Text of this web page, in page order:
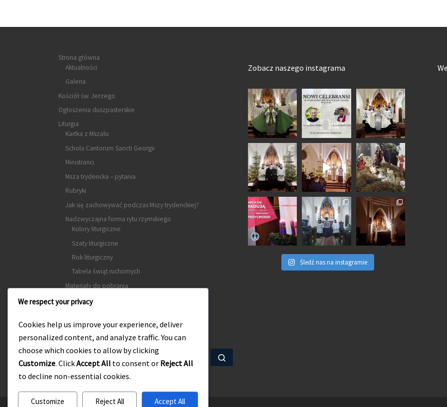
Strona główna
Aktualności
Galeria
Kościół św. Jerzego
Ogłoszenia duszpasterskie
Liturgia
Kartka z Mszału
Schola Cantorum Sancti Georgii
Ministranci
Msza trydencka – pytania
Rubryki
Jak się zachowywać podczas Mszy trydenckiej?
Nadzwyczajna forma rytu rzymskiego
Kolory liturgiczne
Szaty liturgiczne
Rok liturgiczny
Tabela świąt ruchomych
Materiały do pobrania
Kontakt
Wyszukiwarka
SZUKAJ
Zobacz naszego instagrama
Śledź nas na instagramie
We respect your privacy
Cookies help us improve your experience, deliver
personalized content, and analyze traffic. You can
choose which cookies to allow by clicking
Customize. ClickAccept All to consent or Reject All
to decline non-essential cookies.
Customize Reject All Accept All